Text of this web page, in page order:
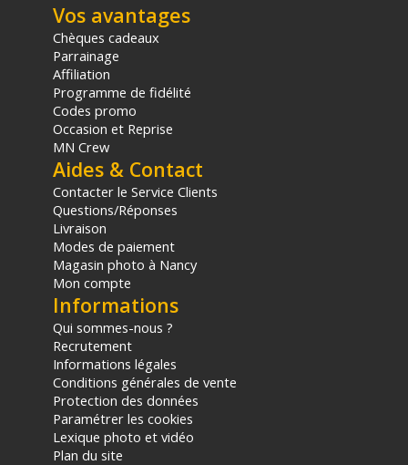
Vos avantages
Chèques cadeaux
Parrainage
Affiliation
Programme de fidélité
Codes promo
Occasion et Reprise
MN Crew
Aides & Contact
Contacter le Service Clients
Questions/Réponses
Livraison
Modes de paiement
Magasin photo à Nancy
Mon compte
Informations
Qui sommes-nous ?
Recrutement
Informations légales
Conditions générales de vente
Protection des données
Paramétrer les cookies
Lexique photo et vidéo
Plan du site